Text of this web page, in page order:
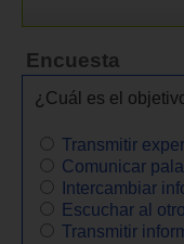
Encuesta
¿Cuál es el
Transmitir
Comunicar
Intercambiar
Escuchar al otro
Transmitir